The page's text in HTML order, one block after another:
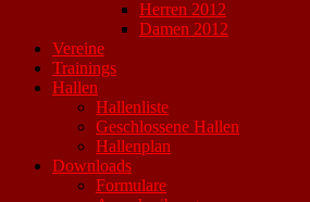
Herren 2012
Damen 2012
Vereine
Trainings
Hallen
Hallenliste
Geschlossene Hallen
Hallenplan
Downloads
Formulare